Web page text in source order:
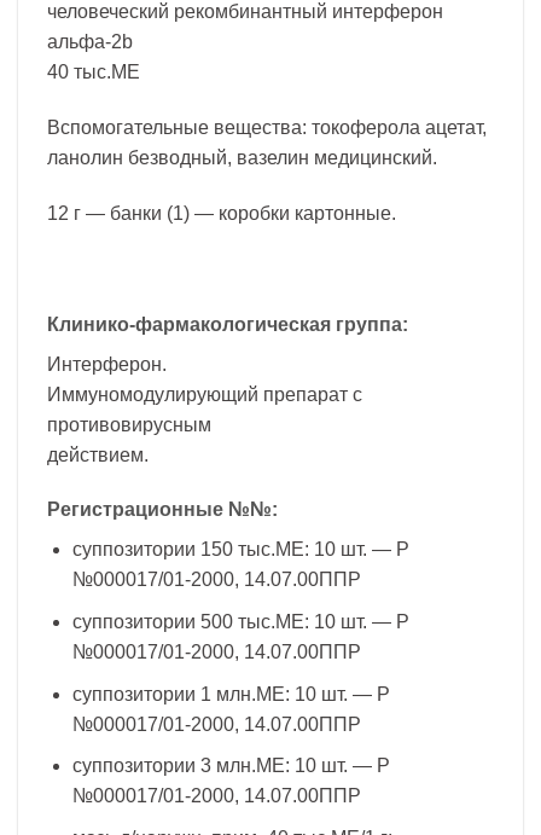
человеческий рекомбинантный интерферон
альфа-2b
40 тыс.МЕ
Вспомогательные вещества: токоферола ацетат,
ланолин безводный, вазелин медицинский.
12 г — банки (1) — коробки картонные.
Клинико-фармакологическая группа:
Интерферон.
Иммуномодулирующий препарат с
противовирусным
действием.
Регистрационные №№:
суппозитории 150 тыс.МЕ: 10 шт. — Р
№000017/01-2000, 14.07.00ППР
суппозитории 500 тыс.МЕ: 10 шт. — Р
№000017/01-2000, 14.07.00ППР
суппозитории 1 млн.МЕ: 10 шт. — Р
№000017/01-2000, 14.07.00ППР
суппозитории 3 млн.МЕ: 10 шт. — Р
№000017/01-2000, 14.07.00ППР